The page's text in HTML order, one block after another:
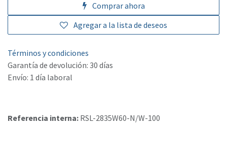
Comprar ahora
Agregar a la lista de deseos
Términos y condiciones
Garantía de devolución: 30 días
Envío: 1 día laboral
Referencia interna: RSL-2835W60-N/W-100